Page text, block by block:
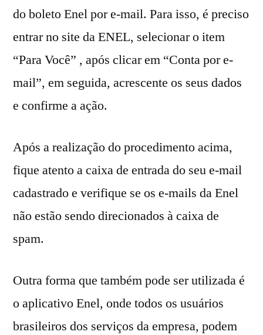
do boleto Enel por e-mail. Para isso, é preciso
entrar no site da ENEL, selecionar o item
“Para Você” , após clicar em “Conta por e-
mail”, em seguida, acrescente os seus dados
e confirme a ação.
Após a realização do procedimento acima,
fique atento a caixa de entrada do seu e-mail
cadastrado e verifique se os e-mails da Enel
não estão sendo direcionados à caixa de
spam.
Outra forma que também pode ser utilizada é
o aplicativo Enel, onde todos os usuários
brasileiros dos serviços da empresa, podem